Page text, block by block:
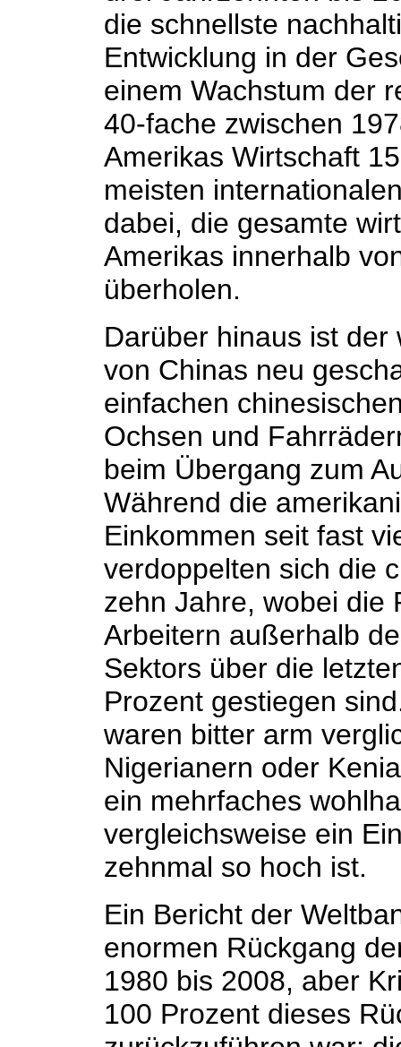
die schnellste
Entwicklung in der
einem Wachstum der
40-fache zwischen
Amerikas Wirtschaft
meisten
dabei, die gesamte
Amerikas innerhalb
überholen.
Darüber hinaus ist der
von Chinas neu
einfachen
Ochsen und
beim Übergang zum
Während die
Einkommen seit fast
verdoppelten sich die
zehn Jahre, wobei die
Arbeitern außerhalb
Sektors über die
Prozent gestiegen
waren bitter arm
Nigerianern oder
ein mehrfaches
vergleichsweise ein
zehnmal so hoch ist.
Ein Bericht der
enormen Rückgang
1980 bis 2008, aber
100 Prozent dieses